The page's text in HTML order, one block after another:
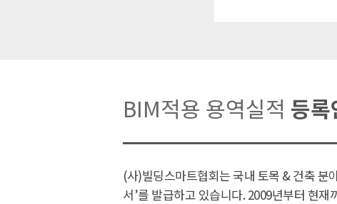
BIM적용 용역실적 등록
(사)빌딩스마트협회는 국내 토목 & 건축 분
서’를 발급하고 있습니다. 2009년부터 현